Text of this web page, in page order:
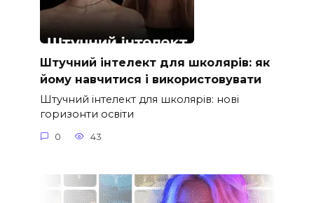
Штучний інтелект для школярів: як
йому навчитися і використовувати
Штучний інтелект для школярів: нові
горизонти освіти
0 43